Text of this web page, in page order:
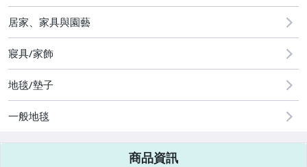
居家、家具與園藝
寢具/家飾
地毯/墊子
一般地毯
商品資訊